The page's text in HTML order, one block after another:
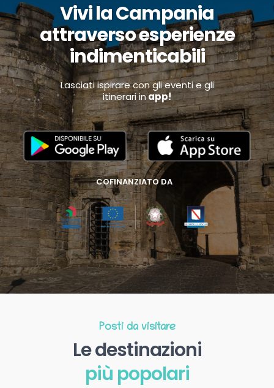
Vivi la Campania
attraverso esperienze
indimenticabili
Lasciati ispirare con gli eventi e gli
itinerari inapp!
COFINANZIATO DA
Posti da visitare
Le destinazioni
più popolari